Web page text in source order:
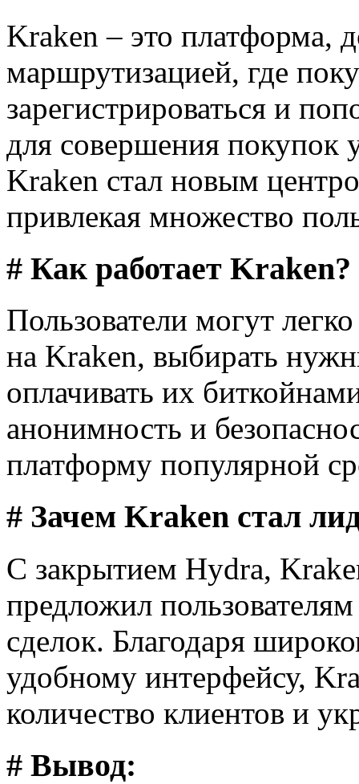
Kraken – это платформа,
маршрутизацией, где
зарегистрироваться и
для совершения покупок
Kraken стал новым
привлекая множество
# Как работает Kraken?
Пользователи могут
на Kraken, выбирать
оплачивать их
анонимность и
платформу популярной
# Зачем Kraken стал
С закрытием Hydra,
предложил
сделок. Благодаря
удобному интерфейсу,
количество клиентов и
# Вывод: